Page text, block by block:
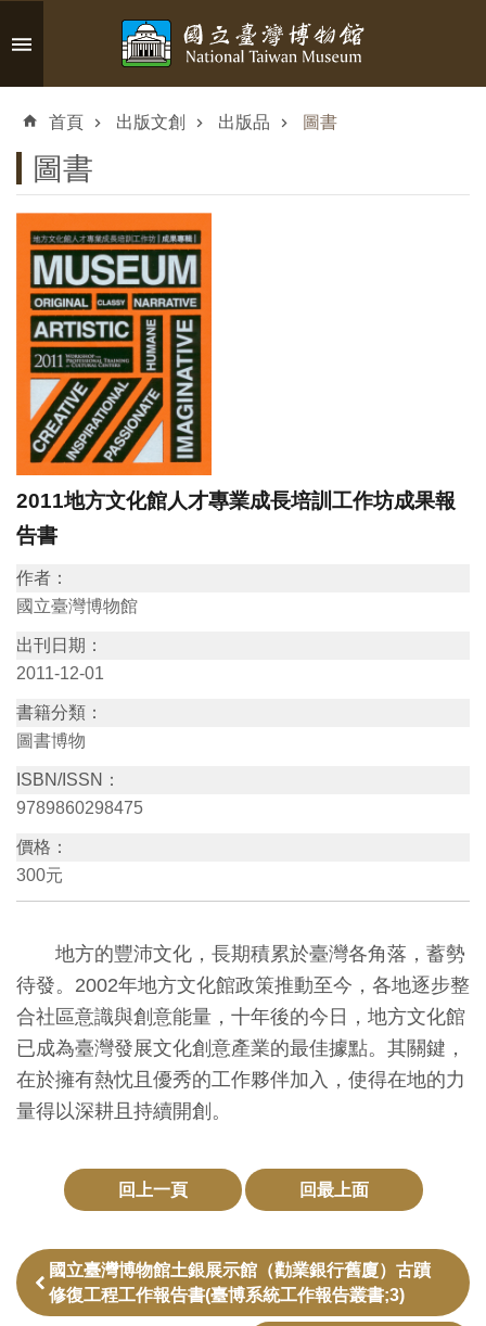
跳到主要內容區塊
搜
認
識
臺
博
參
觀
展
覽
資
訊
教
育
活
動
出
創
典
藏
研
民
服
務
首頁 出版文創 出版品 圖書
圖書
2011地方文化館人才專業成長培訓工作坊成果報
告書
作者：
國立臺灣博物館
出刊日期：
2011-12-01
書籍分類：
圖書博物
ISBN/ISSN：
9789860298475
價格：
300元
地方的豐沛文化，長期積累於臺灣各角落，蓄勢
待發。2002年地方文化館政策推動至今，各地逐步整
合社區意識與創意能量，十年後的今日，地方文化館
已成為臺灣發展文化創意產業的最佳據點。其關鍵，
在於擁有熱忱且優秀的工作夥伴加入，使得在地的力
量得以深耕且持續開創。
回上一頁 回最上面
國立臺灣博物館土銀展示館（勸業銀行舊廈）古蹟
修復工程工作報告書(臺博系統工作報告叢書;3)